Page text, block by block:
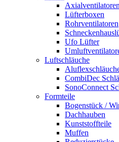
Axialventilatoren
Lüfterboxen
Rohrventilatoren
Ufo Lüfter
Luftschläuche
CombiDec
SonoConnect
Formteile
Bogenstück /
Dachhauben
Kunststoffteile
Muffen